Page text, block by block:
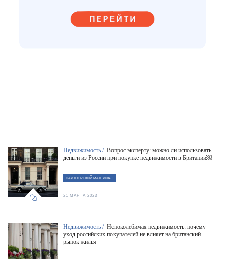
Недвижимость / Вопрос эксперту: можно ли использовать
деньги из России при покупке недвижимости в Британии￼
ПАРТНЕРСКИЙ МАТЕРИАЛ
21 МАРТА 2023
Недвижимость / Непоколебимая недвижимость: почему
уход российских покупателей не влияет на британский
рынок жилья